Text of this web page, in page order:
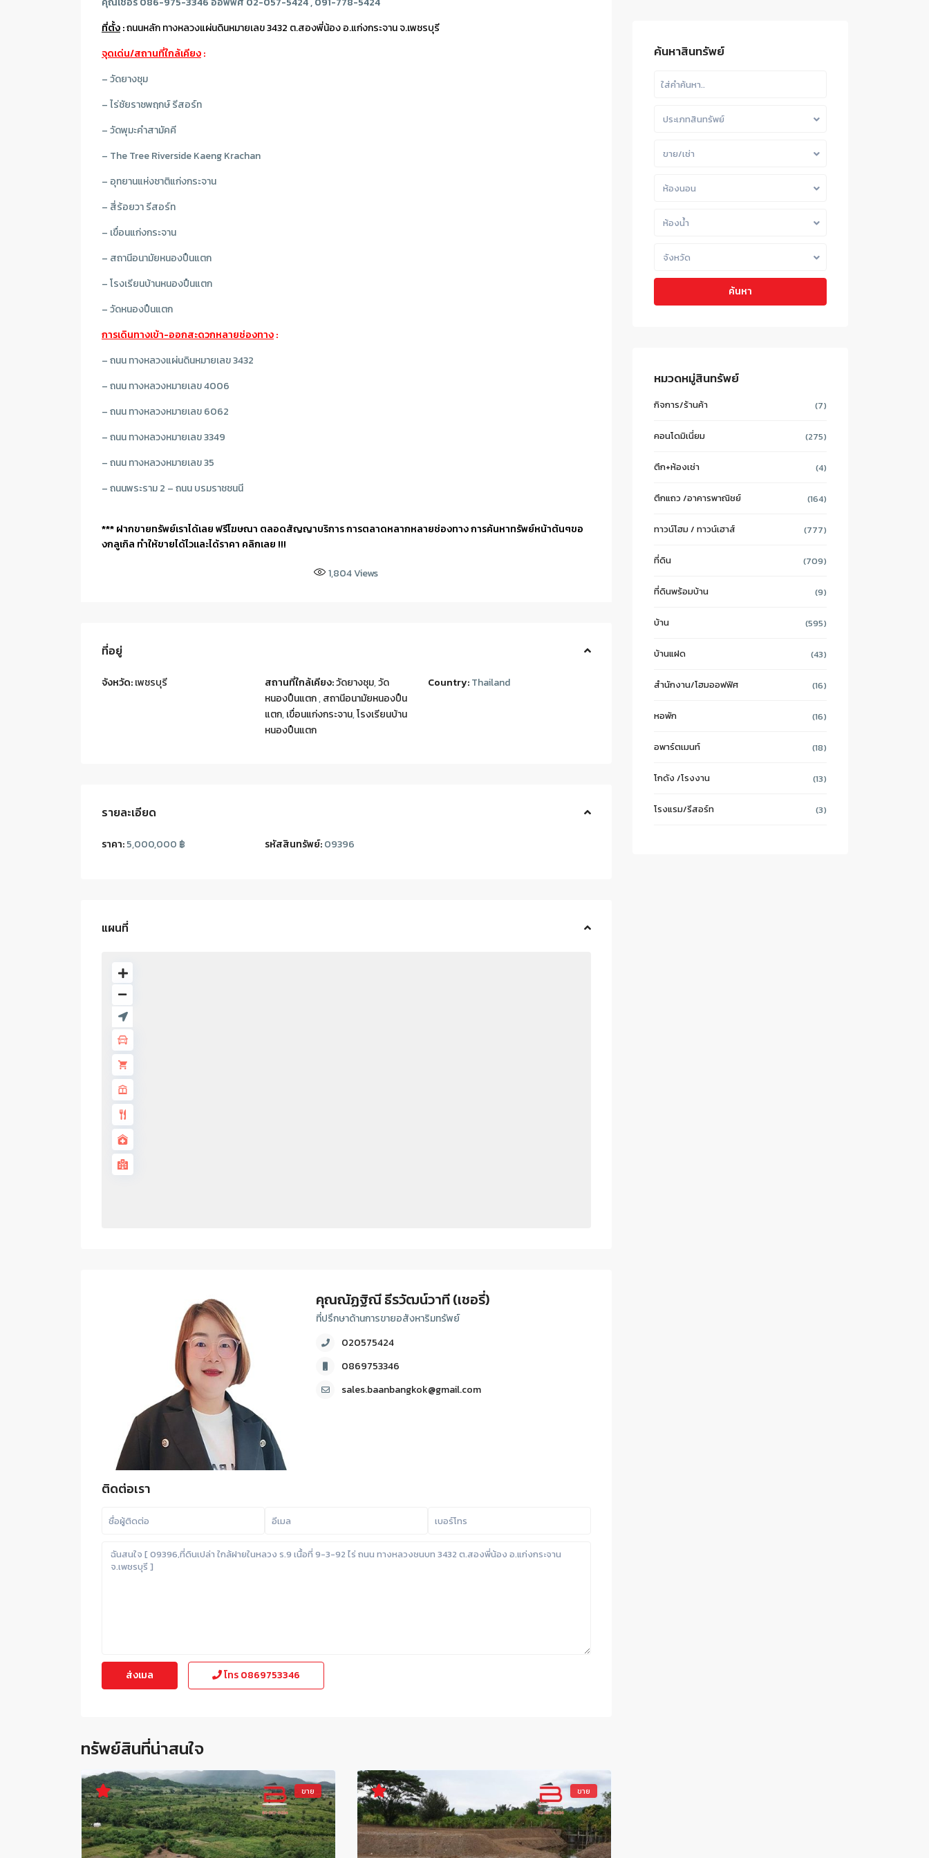
ที่ตั้ง:ถนนหลัก ทางหลวงแผ่นดินหมายเลข 3432 ต.สองพี่น้อง อ.แก่งกระจาน จ.เพชรบุรี
จุดเด่น/สถานที่ใกล้เคียง:
– วัดยางชุม
– ไร่ชัยราชพฤกษ์ รีสอร์ท
– วัดพุมะคําสามัคคี
– The Tree Riverside Kaeng Krachan
– อุทยานแห่งชาติแก่งกระจาน
– สี่ร้อยวา รีสอร์ท
– เขื่อนแก่งกระจาน
– สถานีอนามัยหนองปืนแตก
– โรงเรียนบ้านหนองปืนแตก
– วัดหนองปืนแตก
การเดินทางเข้า-ออกสะดวกหลายช่องทาง:
– ถนน ทางหลวงแผ่นดินหมายเลข 3432
– ถนน ทางหลวงหมายเลข 4006
– ถนน ทางหลวงหมายเลข 6062
– ถนน ทางหลวงหมายเลข 3349
– ถนน ทางหลวงหมายเลข 35
– ถนนพระราม 2 – ถนน บรมราชชนนี
*** ฝากขายทรัพย์เราได้เลย ฟรีโฆษณา ตลอดสัญญาบริการ การตลาดหลากหลายช่องทาง การค้นหาทรัพย์หน้าต้นๆขอ
งกลูเกิล ทำให้ขายได้ไวและได้ราคา คลิกเลย !!!
1,804Views
ที่อยู่
จังหวัด:เพชรบุรี สถานที่ใกล้เคียง:วัดยางชุม,วัด
หนองปืนแตก,สถานีอนามัยหนองปืน
แตก,เขื่อนแก่งกระจาน,โรงเรียนบ้าน
หนองปืนแตก
Country:Thailand
รายละเอียด
ราคา:5,000,000 ฿ รหัสสินทรัพย์:09396
แผนที่
คุณณัฏฐิณี ธีรวัฒน์วาที (เชอรี่)
ที่ปรึกษาด้านการขายอสังหาริมทรัพย์
020575424
0869753346
sales.baanbangkok@gmail.com
ติดต่อเรา
โทร0869753346
ทรัพย์สินที่น่าสนใจ
ขาย ขาย
ค้นหาสินทรัพย์
ประเภทสินทรัพย์
ขาย/เช่า
ห้องนอน
ห้องน้ำ
จังหวัด
ค้นหา
หมวดหมู่สินทรัพย์
กิจการ/ร้านค้า (7)
คอนโดมิเนี่ยม (275)
ตึก+ห้องเช่า (4)
ตึกแถว /อาคารพาณิชย์ (164)
ทาวน์โฮม / ทาวน์เฮาส์ (777)
ที่ดิน (709)
ที่ดินพร้อมบ้าน (9)
บ้าน (595)
บ้านแฝด (43)
สำนักงาน/โฮมออฟฟิศ (16)
หอพัก (16)
อพาร์ตเมนท์ (18)
โกดัง /โรงงาน (13)
โรงแรม/รีสอร์ท (3)